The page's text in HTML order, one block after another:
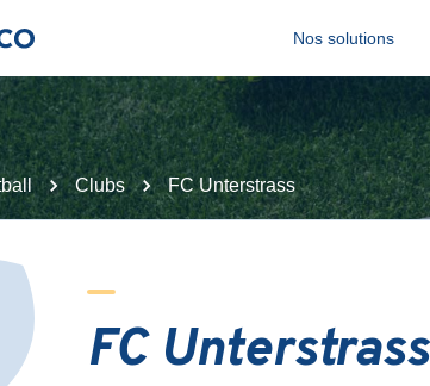
Nos solutions
Clubs FC Unterstrass
FC Unterstrass